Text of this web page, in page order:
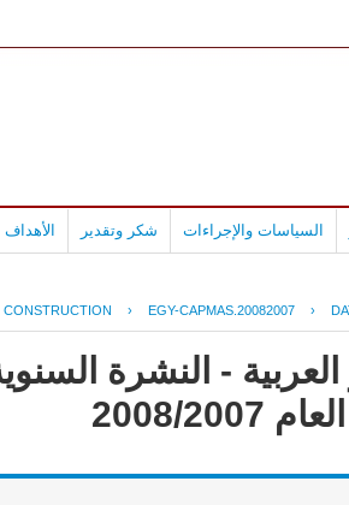
السياسات والإجراءات شكر وتقدير الأهداف
CONSTRUCTION › EGY-CAPMAS.20082007 ›
- النشرة
2007